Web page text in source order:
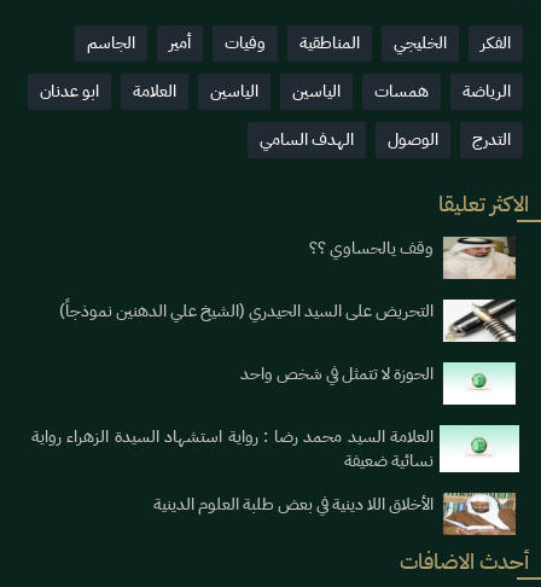
الفكر الخليجي المناطقية وفيات أمير
الجاسم
الرياضة
همسات الياسين الياسين العلامة
ابو عدنان
التدرج
الوصول الهدف السامي
الاكثر تعليقا
وقف يالحساوي ؟؟
التحريض على السيد الحيدري (الشيخ علي الدهنين نموذجاً)
الحوزة لا تتمثل في شخص واحد
العلامة السيد محمد رضا : رواية استشهاد السيدة الزهراء رواية
نسائية ضعيفة
الأخلاق اللا دينية في بعض طلبة العلوم الدينية
أحدث الاضافات